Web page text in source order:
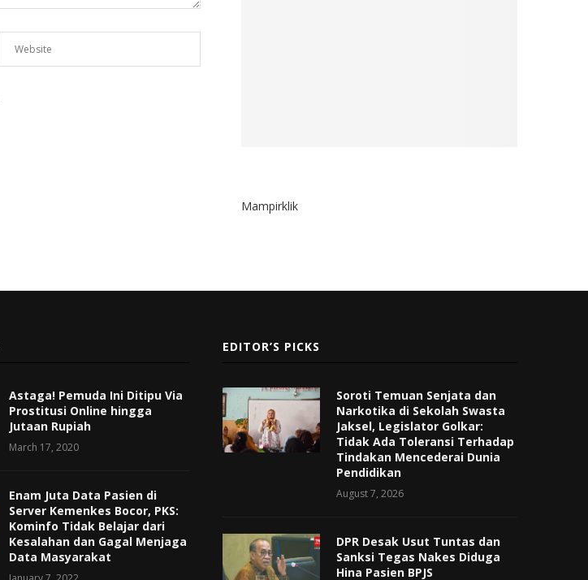
Mampirklik
Astaga! Pemuda Ini Ditipu Via
Prostitusi Online hingga
Jutaan Rupiah
March 17, 2020
Enam Juta Data Pasien di
Server Kemenkes Bocor, PKS:
Kominfo Tidak Belajar dari
Kesalahan dan Gagal Menjaga
Data Masyarakat
EDITOR’S PICKS
Soroti Temuan Senjata dan
Narkotika di Sekolah Swasta
Jaksel, Legislator Golkar:
Tidak Ada Toleransi Terhadap
Tindakan Mencederai Dunia
Pendidikan
August 7, 2026
DPR Desak Usut Tuntas dan
Sanksi Tegas Nakes Diduga
Hina Pasien BPJS